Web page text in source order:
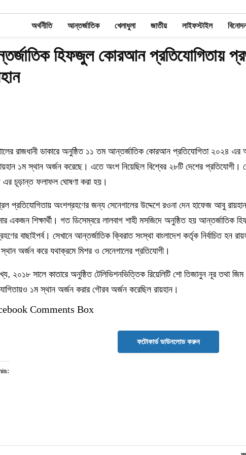
অর্থনীতি আন্তর্জাতিক খেলাধুলা জাতীয় লাইফস্টাইল
হিফজুল কোরআন প্রতিযোগিতায়
রাজধানী ডাকারে অনুষ্ঠিত ১১ তম আন্তর্জাতিক কোরআন প্রতিযোগিতা ২০২৪ এর
১ম স্থান অর্জন করেছে। এতে অংশ নিয়েছিল বিশ্বের ২৮টি দেশের প্রতিযোগী।
এর চূড়ান্ত ফলাফল ঘোষণা করা হয়।
প্রতিযোগিতায় অংশগ্রহণের জন্য সেনেগালের উদ্দেশে রওনা দেন হাফেজ আবু
একজন শিক্ষার্থী। গত ডিসেম্বরে লালবাগ শাহী মসজিদে অনুষ্ঠিত হয়
বাছাইপর্ব। সেখানে আন্তর্জাতিক ক্বিরাত সংস্থা বাংলাদেশ কর্তৃক নির্বাচিত হন
অর্জন করে যথাক্রমে মিশর ও সেনেগালের প্রতিযোগী।
২০১৮ সালে কাতারে অনুষ্ঠিত টেলিভিশনভিত্তিক রিয়েলিটি শো তিজানুন নূর তথা
১ম স্থান অর্জন করার গৌরব অর্জন করেছিল রায়হান।
Comments Box
ফটোকার্ড ডাউনলোড করুন